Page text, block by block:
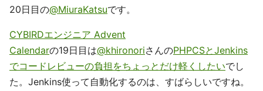
20日目の@MiuraKatsuです。
CYBIRDエンジニア Advent
Calendarの19日目は@khironoriさんのPHPCSとJenkins
でコードレビューの負担をちょっとだけ軽くしたいでし
た。Jenkins使って自動化するのは、すばらしいですね。